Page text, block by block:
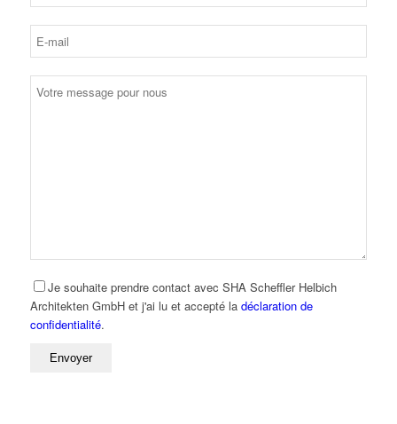
Je souhaite prendre contact avec SHA Scheffler Helbich
Architekten GmbH et j'ai lu et accepté la déclaration de
confidentialité.